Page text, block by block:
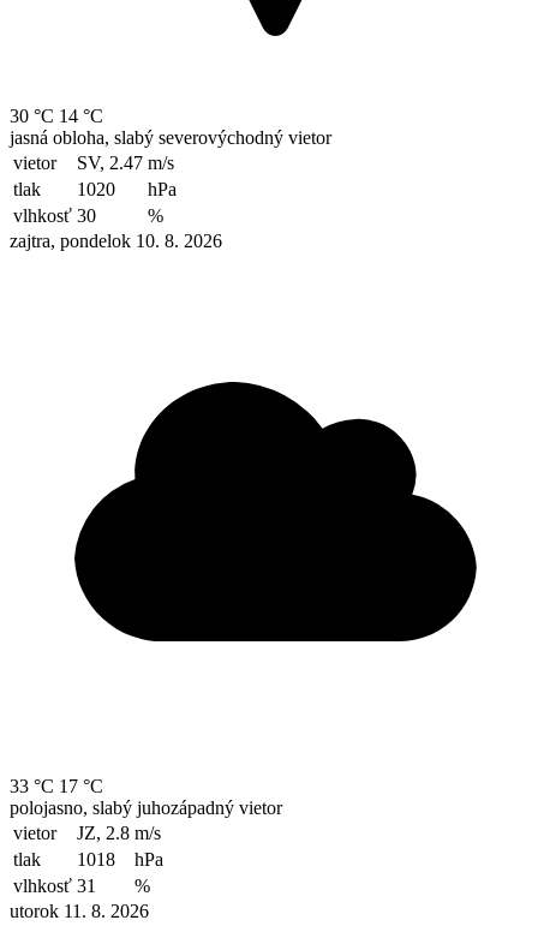
30 °C 14 °C
jasná obloha, slabý severovýchodný vietor
vietor
SV, 2.47 m/s
tlak
1020
hPa
vlhkosť 30
%
zajtra, pondelok 10. 8. 2026
33 °C 17 °C
polojasno, slabý juhozápadný vietor
vietor
JZ, 2.8 m/s
tlak
1018
hPa
vlhkosť 31
%
utorok 11. 8. 2026